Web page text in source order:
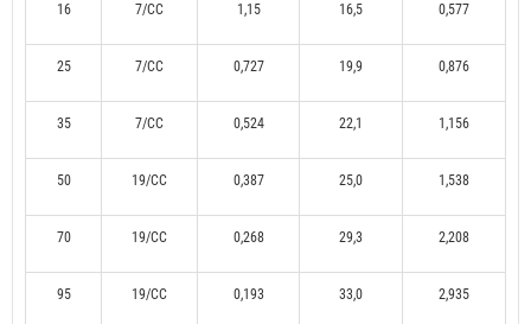
16 7/CC 1,15 16,5 0,577
25 7/CC 0,727 19,9 0,876
35 7/CC 0,524 22,1 1,156
50 19/CC 0,387 25,0 1,538
70 19/CC 0,268 29,3 2,208
95 19/CC 0,193 33,0 2,935